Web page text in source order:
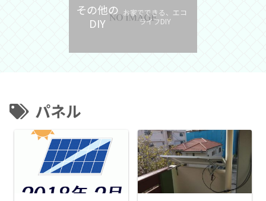
その他の
DIY
お家でできる、エコ
ライフDIY
パネル